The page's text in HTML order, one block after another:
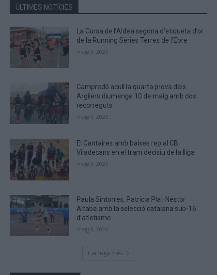
the
CAPTCHA
to
verify
that
you
ÚLTIMES NOTÍCIES
La Cursa de l’Aldea segona d’etiqueta d’or
de la Running Sèries Terres de l’Ebre
maig 9, 2026
Campredó acull la quarta prova dels
Argilers diumenge 10 de maig amb dos
recorreguts
maig 9, 2026
El Cantaires amb baixes rep al CB
Viladecans en el tram decisiu de la lliga
maig 9, 2026
Paula Sintorres, Patrícia Pla i Néstor
Altaba amb la selecció catalana sub-16
d’atletisme
maig 8, 2026
Carrega més